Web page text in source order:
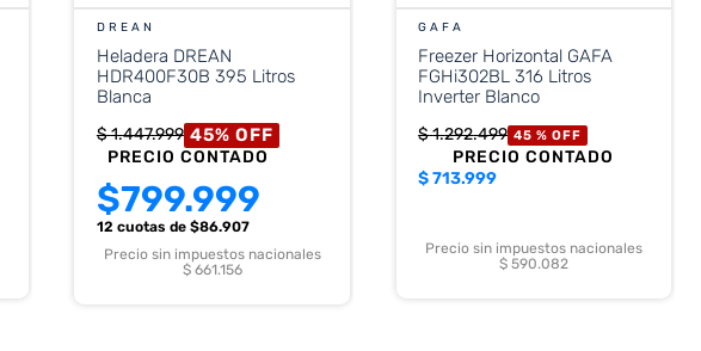
DREAN
Heladera DREAN
HDR400F30B 395 Litros
Blanca
$1.447.999 45% OFF
PRECIO CONTADO
$799.999
12 cuotas de $86.907
Precio sin impuestos nacionales
$ 661.156
GAFA
Freezer Horizontal GAFA
FGHi302BL 316 Litros
Inverter Blanco
$1.292.499 45 % OFF
PRECIO CONTADO
$713.999
Precio sin impuestos nacionales
$ 590.082